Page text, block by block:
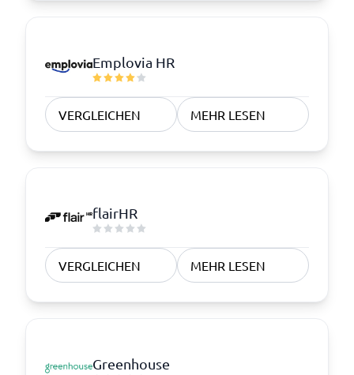
Emplovia HR
VERGLEICHEN MEHR LESEN
flairHR
VERGLEICHEN MEHR LESEN
Greenhouse